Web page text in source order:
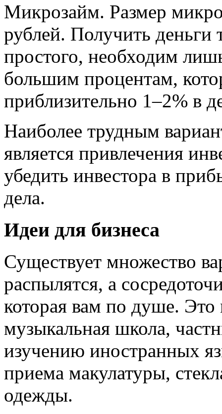
Микрозайм. Размер
рублей. Получить
простого, необходим
большим процентам,
приблизительно 1–2% в
Наиболее трудным
является привлечения
убедить инвестора в
дела.
Идеи для бизнеса
Существует множество
распылятся, а
которая вам по душе. Это
музыкальная школа,
изучению иностранных
приема макулатуры,
одежды.